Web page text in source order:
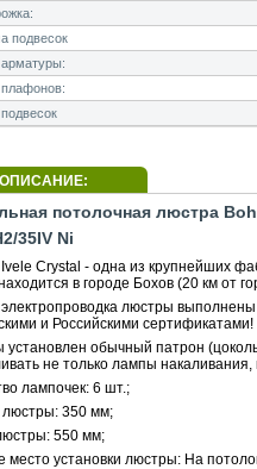
подвесок
ОПИСАНИЕ:
потолочная люстра
35IV Ni
Crystal - одна из крупнейших
в городе Бохов (20 км от
электропроводка люстры
и Российскими сертификатами!
установлен обычный патрон
не только лампы накаливания,
лампочек: 6 шт.;
350 мм;
550 мм;
место установки люстры: На